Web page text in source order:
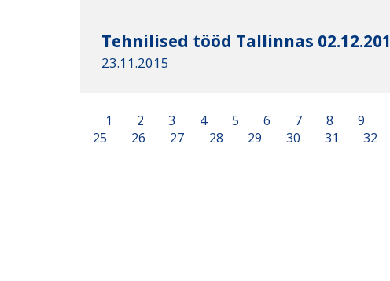
Tehnilised tööd Tallinnas
23.11.2015
1 2 3 4 5 6 7 8 9
25
26 27 28 29 30 31 32